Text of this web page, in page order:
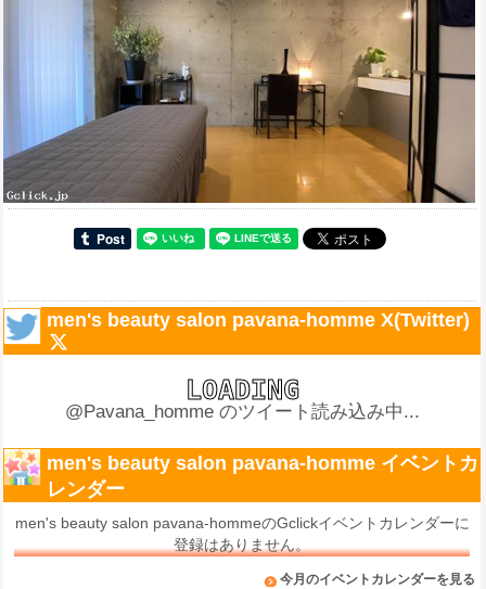
men's beauty salon pavana-homme X(Twitter)
@Pavana_homme のツイート読み込み中...
men's beauty salon pavana-homme イベントカ
レンダー
men's beauty salon pavana-hommeのGclickイベントカレンダーに
登録はありません。
今月のイベントカレンダーを見る